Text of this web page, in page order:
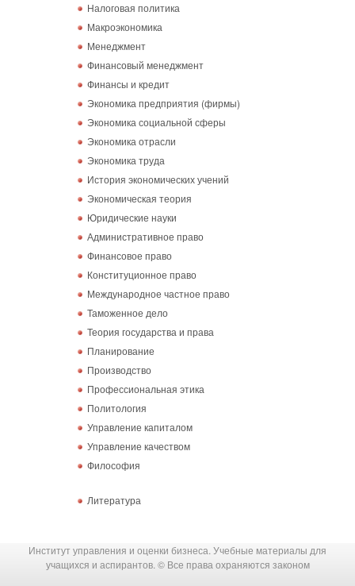
Налоговая политика
Макроэкономика
Менеджмент
Финансовый менеджмент
Финансы и кредит
Экономика предприятия (фирмы)
Экономика социальной сферы
Экономика отрасли
Экономика труда
История экономических учений
Экономическая теория
Юридические науки
Административное право
Финансовое право
Конституционное право
Международное частное право
Таможенное дело
Теория государства и права
Планирование
Производство
Профессиональная этика
Политология
Управление капиталом
Управление качеством
Философия
Литература
Институт управления и оценки бизнеса. Учебные материалы для
учащихся и аспирантов. © Все права охраняются законом